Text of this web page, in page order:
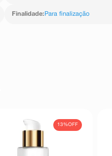
Finalidade: Para finalização
13%OFF